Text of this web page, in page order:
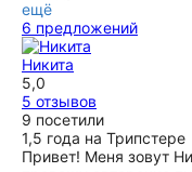
ещё
6 предложений
Никита
5,0
5 отзывов
9 посетили
1,5 года на Трипстере
Привет! Меня зовут